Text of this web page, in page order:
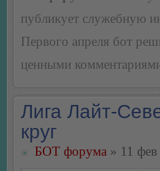
публикует служебную
Первого апреля бот
ценными
Лига Лайт-
круг
БОТ форума » 11